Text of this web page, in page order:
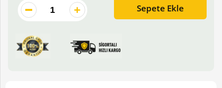
Sepete Ekle